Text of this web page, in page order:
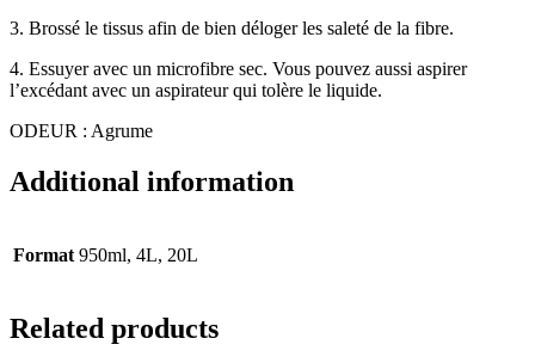
3. Brossé le tissus afin de bien déloger les saleté de la fibre.
4. Essuyer avec un microfibre sec. Vous pouvez aussi aspirer
l’excédant avec un aspirateur qui tolère le liquide.
ODEUR : Agrume
Additional information
Format 950ml, 4L, 20L
Related products